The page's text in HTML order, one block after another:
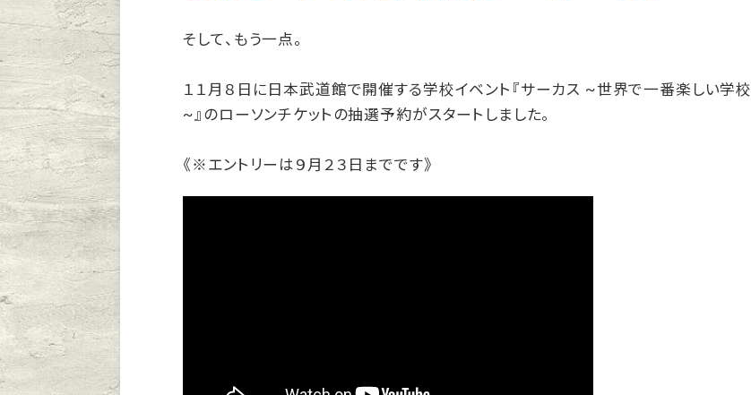
そして、もう一点。
１１月８日に日本武道館で開催する学校イベント『サーカス ~世界で一番楽しい学校
~』のローソンチケットの抽選予約がスタートしました。
《※エントリーは９月２３日までです》